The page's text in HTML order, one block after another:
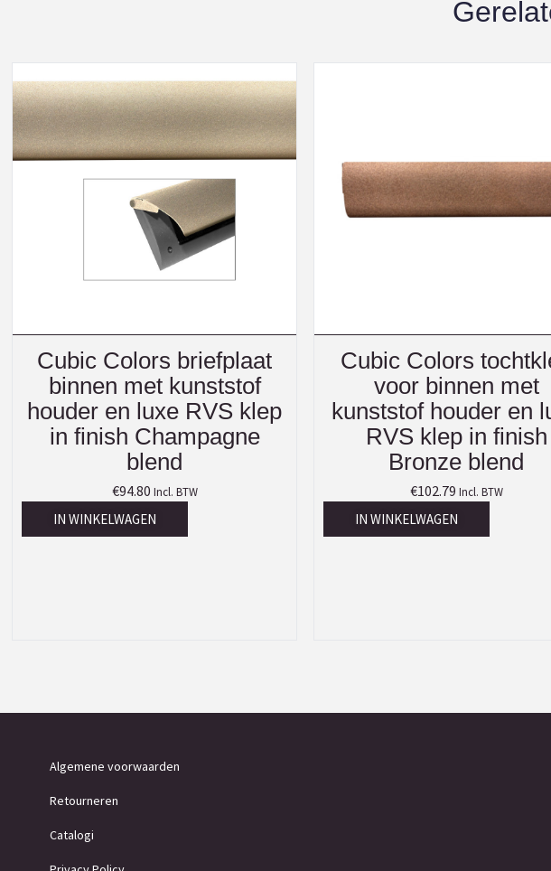
Cubic Colors briefplaat
binnen met kunststof
houder en luxe RVS klep
in finish Champagne
blend
€94.80 Incl. BTW
IN WINKELWAGEN
Cubic Colors
voor binnen met
kunststof houder en
RVS klep in finish
Bronze blend
€102.79 Incl. BTW
IN WINKELWAGEN
Algemene voorwaarden
Retourneren
Catalogi